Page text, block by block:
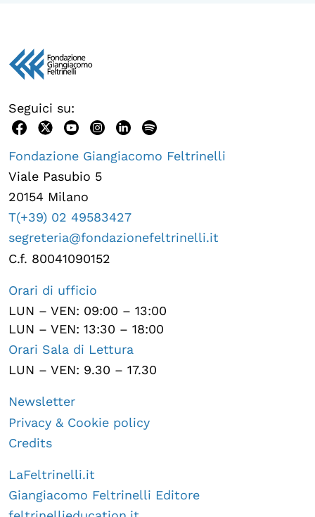
Seguici su:
Fondazione Giangiacomo Feltrinelli
Viale Pasubio 5
20154 Milano
T(+39) 02 49583427
segreteria@fondazionefeltrinelli.it
C.f. 80041090152
Orari di ufficio
LUN – VEN: 09:00 – 13:00
LUN – VEN: 13:30 – 18:00
Orari Sala di Lettura
LUN – VEN: 9.30 – 17.30
Newsletter
Privacy & Cookie policy
Credits
LaFeltrinelli.it
Giangiacomo Feltrinelli Editore